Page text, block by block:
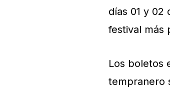
días 01 y 02
festival más
Los boletos
tempranero